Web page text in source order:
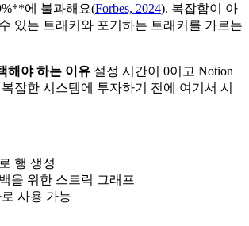
에 불과해요(Forbes, 2024). 복잡함이 아
있는 트래커와 포기하는 트래커를 가르는
해야 하는 이유 설정 시간이 0이고 Notion
잡한 시스템에 투자하기 전에 여기서 시
행 생성
을 위한 스트릭 그래프
사용 가능